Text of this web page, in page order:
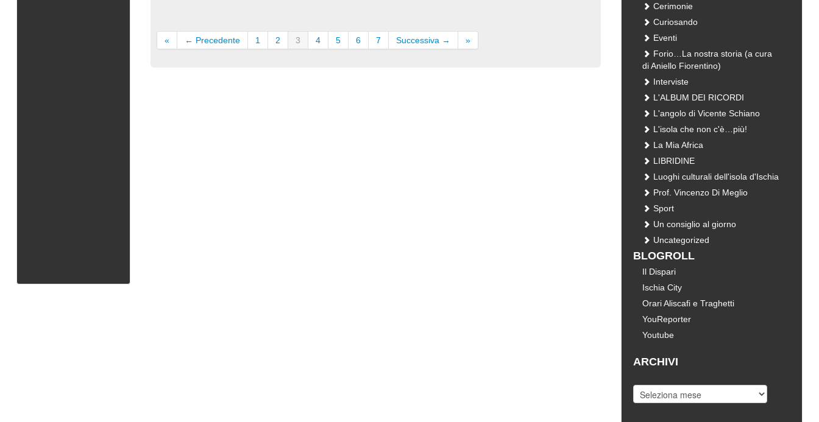
« ← Precedente 1 2 3 4 5 6 7 Successiva → »
Cerimonie
Curiosando
Eventi
Forio…La nostra storia (a cura
di Aniello Fiorentino)
Interviste
L'ALBUM DEI RICORDI
L'angolo di Vicente Schiano
L'isola che non c'è…più!
La Mia Africa
LIBRIDINE
Luoghi culturali dell'isola d'Ischia
Prof. Vincenzo Di Meglio
Sport
Un consiglio al giorno
Uncategorized
BLOGROLL
Il Dispari
Ischia City
Orari Aliscafi e Traghetti
YouReporter
Youtube
ARCHIVI